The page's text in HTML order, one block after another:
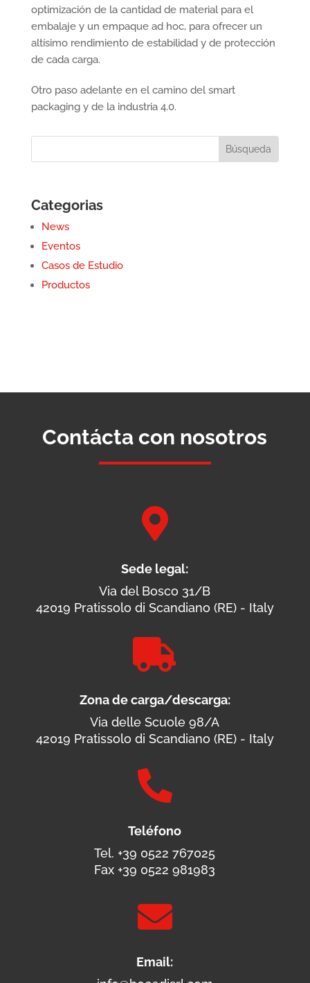
optimización de la cantidad de material para el
embalaje y un empaque ad hoc, para ofrecer un
altísimo rendimiento de estabilidad y de protección
de cada carga.
Otro paso adelante en el camino del smart
packaging y de la industria 4.0.
Categorias
News
Eventos
Casos de Estudio
Productos
Contácta con nosotros

Sede legal:
Via del Bosco 31/B
42019 Pratissolo di Scandiano (RE) - Italy

Zona de carga/descarga:
Via delle Scuole 98/A
42019 Pratissolo di Scandiano (RE) - Italy

Teléfono
Tel. +39 0522 767025
Fax +39 0522 981983

Email: